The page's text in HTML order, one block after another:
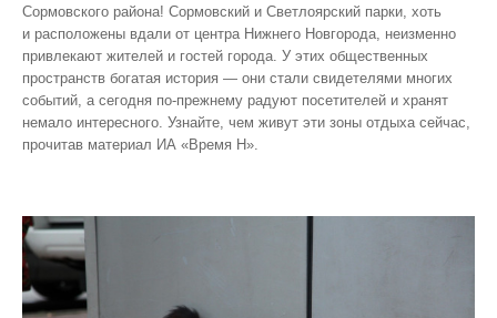
Сормовского района! Сормовский и Светлоярский парки, хоть
и расположены вдали от центра Нижнего Новгорода, неизменно
привлекают жителей и гостей города. У этих общественных
пространств богатая история — они стали свидетелями многих
событий, а сегодня по‑прежнему радуют посетителей и хранят
немало интересного. Узнайте, чем живут эти зоны отдыха сейчас,
прочитав материал ИА «Время Н».